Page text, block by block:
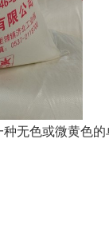
无色或微黄色